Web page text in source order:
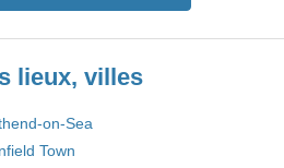
lieux, villes
on-Sea
Town